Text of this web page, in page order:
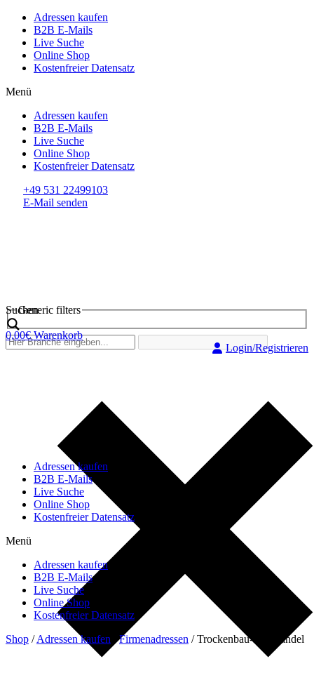
Adressen kaufen
B2B E-Mails
Live Suche
Online Shop
Kostenfreier Datensatz
Menü
Adressen kaufen
B2B E-Mails
Live Suche
Online Shop
Kostenfreier Datensatz
+49 531 22499103
E-Mail senden
Suchen
Generic filters
0,00€ Warenkorb
Login/Registrieren
Adressen kaufen
B2B E-Mails
Live Suche
Online Shop
Kostenfreier Datensatz
Menü
Adressen kaufen
B2B E-Mails
Live Suche
Online Shop
Kostenfreier Datensatz
Shop /Adressen kaufen /Firmenadressen /Trockenbau-Fachhandel